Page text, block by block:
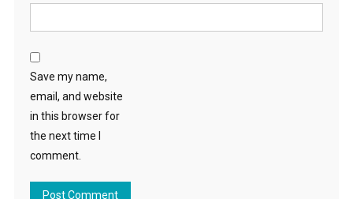
Save my name,
email, and website
in this browser for
the next time I
comment.